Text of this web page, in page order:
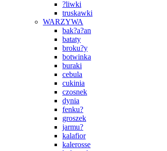
?liwki
truskawki
WARZYWA
bak?a?an
bataty
broku?y
botwinka
buraki
cebula
cukinia
czosnek
dynia
fenku?
groszek
jarmu?
kalafior
kalerosse